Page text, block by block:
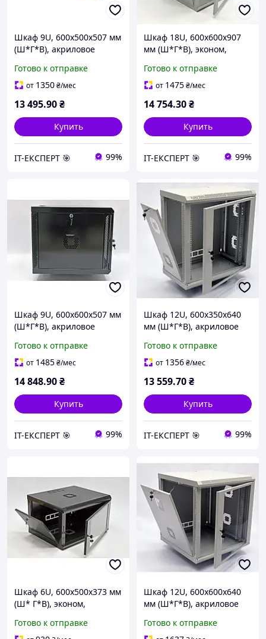
Шкаф 9U, 600х500х507 мм
(Ш*Г*В), акриловое
Готово к отправке
от 1350₴/мес
13 495.90₴
Купить
ІТ-ЕКСПЕРТ 🎯 99%
Шкаф 18U, 600х600х907
мм (Ш*Г*В), эконом,
Готово к отправке
от 1475₴/мес
14 754.30₴
Купить
ІТ-ЕКСПЕРТ 🎯 99%
Шкаф 9U, 600х600х507 мм
(Ш*Г*В), акриловое
Готово к отправке
от 1485₴/мес
14 848.90₴
Купить
ІТ-ЕКСПЕРТ 🎯 99%
Шкаф 12U, 600х350х640
мм (Ш*Г*В), акриловое
Готово к отправке
от 1356₴/мес
13 559.70₴
Купить
ІТ-ЕКСПЕРТ 🎯 99%
Шкаф 6U, 600х500х373 мм
(Ш* Г*В), эконом,
черный
Готово к отправке
Шкаф 12U, 600х600х640
мм (Ш*Г*В), акриловое
Готово к отправке